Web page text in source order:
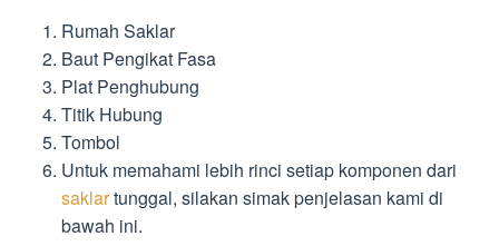
Rumah Saklar
Baut Pengikat Fasa
Plat Penghubung
Titik Hubung
Tombol
Untuk memahami lebih rinci setiap komponen dari
saklartunggal, silakan simak penjelasan kami di
bawah ini.